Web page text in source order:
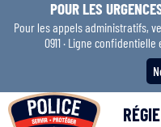
POUR LES
Pour les appels administratifs,
0911 · Ligne